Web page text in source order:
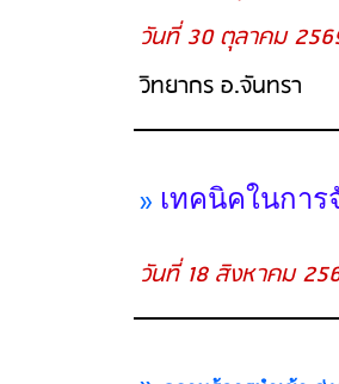
วันที่ 30 ตุลาคม
วิทยากร อ.จันทรา
» เทคนิคในกา
วันที่ 18 สิงหาคม